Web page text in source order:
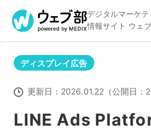
デジタルマーケ
情報サイト ウェ
リスティング広告
LINE Ads
ディスプレイ広告
更新日： 2026.01.22（公開日：